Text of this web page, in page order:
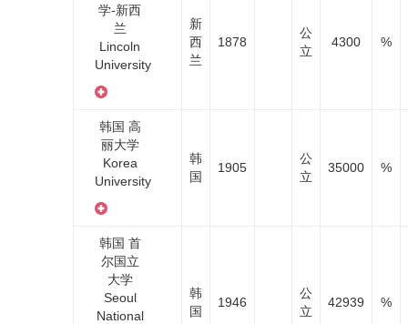
学-新西
兰
Lincoln
University
新
西
兰
1878
公
立
4300 %
韩国 高
丽大学
Korea
University
韩
国
1905
公
立
35000 %
韩国 首
尔国立
大学
Seoul
National
韩
国
1946
公
立
42939 %